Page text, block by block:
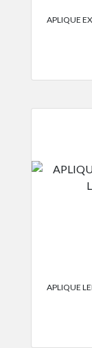
APLIQUE
APLIQUE